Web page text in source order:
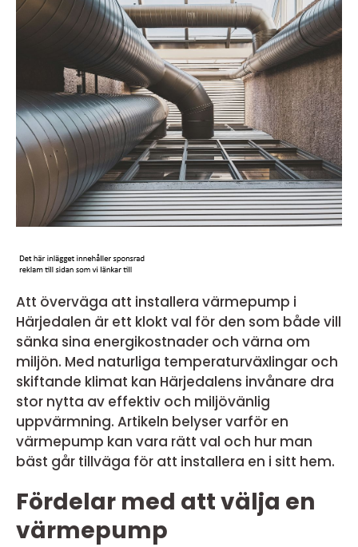
Att överväga att installera värmepump i
Härjedalen är ett klokt val för den som både vill
sänka sina energikostnader och värna om
miljön. Med naturliga temperaturväxlingar och
skiftande klimat kan Härjedalens invånare dra
stor nytta av effektiv och miljövänlig
uppvärmning. Artikeln belyser varför en
värmepump kan vara rätt val och hur man
bäst går tillväga för att installera en i sitt hem.
Fördelar med att välja en
värmepump